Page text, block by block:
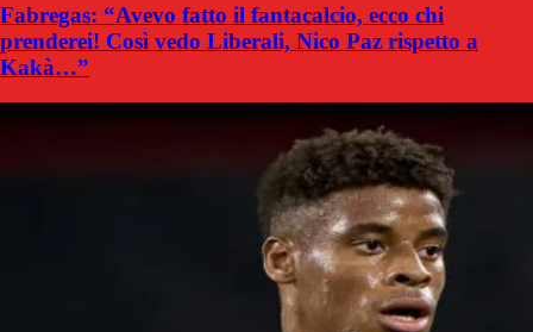
Fabregas: “Avevo fatto il fantacalcio, ecco chi
prenderei! Così vedo Liberali, Nico Paz rispetto a
Kakà…”